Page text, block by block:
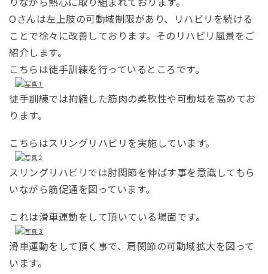
Oさんは左上肢の可動域制限があり、リハビリを続ける
ことで徐々に改善しております。そのリハビリ風景をご
紹介します。
こちらは徒手訓練を行っているところです。
徒手訓練では拘縮した筋肉の柔軟性や可動域を高めてお
ります。
こちらはスリングリハビリを実施しています。
スリングリハビリでは肘関節を伸ばす事を意識してもら
いながら筋促通を図っています。
これは滑車運動をして頂いている場面です。
滑車運動をして頂く事で、肩関節の可動域拡大を図って
います。